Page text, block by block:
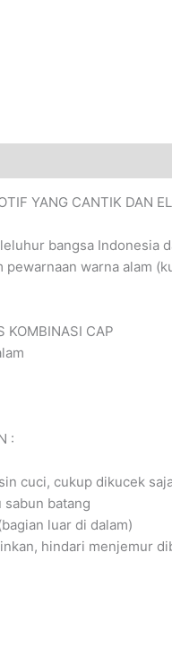
YANG CANTIK DAN
bangsa Indonesia
pewarnaan warna alam
KOMBINASI CAP
:
cuci, cukup dikucek
sabun batang
luar di dalam)
hindari menjemur